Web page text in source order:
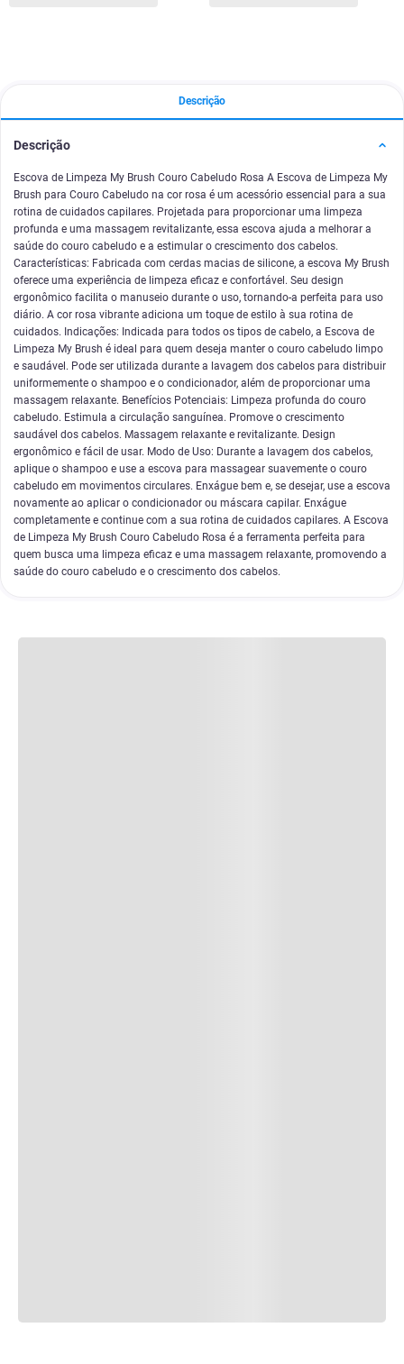
Descrição
Descrição
Escova de Limpeza My Brush Couro Cabeludo Rosa A Escova de Limpeza My
Brush para Couro Cabeludo na cor rosa é um acessório essencial para a sua
rotina de cuidados capilares. Projetada para proporcionar uma limpeza
profunda e uma massagem revitalizante, essa escova ajuda a melhorar a
saúde do couro cabeludo e a estimular o crescimento dos cabelos.
Características: Fabricada com cerdas macias de silicone, a escova My Brush
oferece uma experiência de limpeza eficaz e confortável. Seu design
ergonômico facilita o manuseio durante o uso, tornando-a perfeita para uso
diário. A cor rosa vibrante adiciona um toque de estilo à sua rotina de
cuidados. Indicações: Indicada para todos os tipos de cabelo, a Escova de
Limpeza My Brush é ideal para quem deseja manter o couro cabeludo limpo
e saudável. Pode ser utilizada durante a lavagem dos cabelos para distribuir
uniformemente o shampoo e o condicionador, além de proporcionar uma
massagem relaxante. Benefícios Potenciais: Limpeza profunda do couro
cabeludo. Estimula a circulação sanguínea. Promove o crescimento
saudável dos cabelos. Massagem relaxante e revitalizante. Design
ergonômico e fácil de usar. Modo de Uso: Durante a lavagem dos cabelos,
aplique o shampoo e use a escova para massagear suavemente o couro
cabeludo em movimentos circulares. Enxágue bem e, se desejar, use a escova
novamente ao aplicar o condicionador ou máscara capilar. Enxágue
completamente e continue com a sua rotina de cuidados capilares. A Escova
de Limpeza My Brush Couro Cabeludo Rosa é a ferramenta perfeita para
quem busca uma limpeza eficaz e uma massagem relaxante, promovendo a
saúde do couro cabeludo e o crescimento dos cabelos.